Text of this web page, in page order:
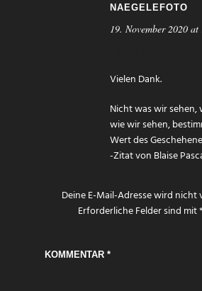
NAEGELEFOTO
19. November 2020
Vielen Dank.
Nicht was wir sehen,
wie wir sehen,
Wert des
-Zitat von Blaise
Deine E-Mail-Adresse wird
Erforderliche Felder sind mit
KOMMENTAR *